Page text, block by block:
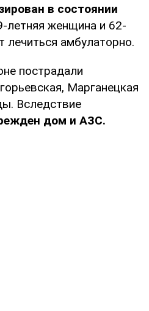
в состоянии
летняя женщина и 62-
лечиться амбулаторно.
пострадали
Марганецкая
Вследствие
дом и АЗС.